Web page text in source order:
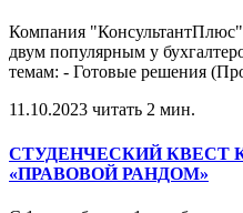
Компания
двум популярным у
темам: - Готовые решения
11.10.2023 читать 2 мин.
СТУДЕНЧЕСКИЙ КВЕСТ
«ПРАВОВОЙ РАНДОМ»